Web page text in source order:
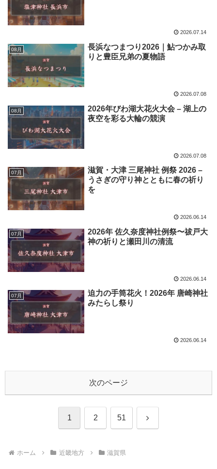
2026.07.14
08月
長浜なつまつり2026｜鮎つかみ取
りと豊臣兄弟の夏物語
2026.07.08
08月
2026年びわ湖大花火大会 – 湖上の
夜空を彩る大輪の競演
2026.07.08
07月
滋賀・大津 三尾神社 例祭 2026 –
うさぎの守り神とともに春の祈り
を
2026.06.14
07月
2026年 佐久奈度神社例祭〜祓戸大
神の祈りと瀬田川の清流
2026.06.14
07月
迫力の手筒花火！2026年 唐崎神社
みたらし祭り
2026.06.14
次のページ
1 2 51 次
ホーム 近畿地方 滋賀県